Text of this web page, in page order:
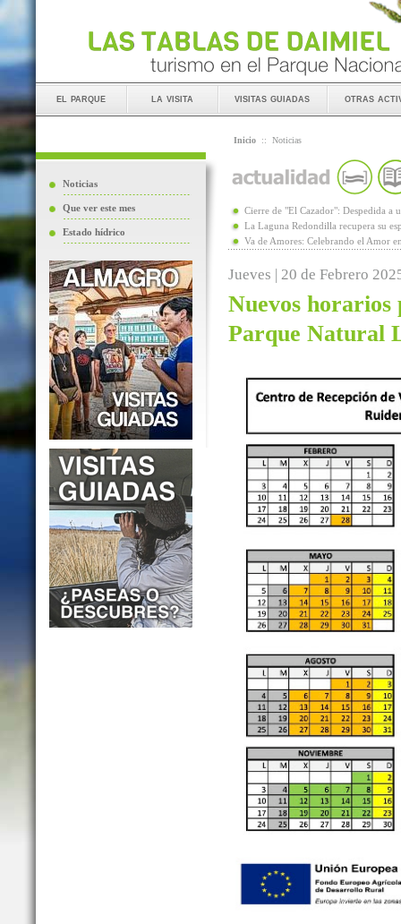
el parque la visita visitas guiadas otras
Noticias
Que ver este mes
Estado hídrico
Inicio :: Noticias
Cierre de "El Cazador": Despedida a
La Laguna Redondilla recupera su
Va de Amores: Celebrando el Amor
Jueves | 20 de Febrero
Nuevos horarios
Parque Natural